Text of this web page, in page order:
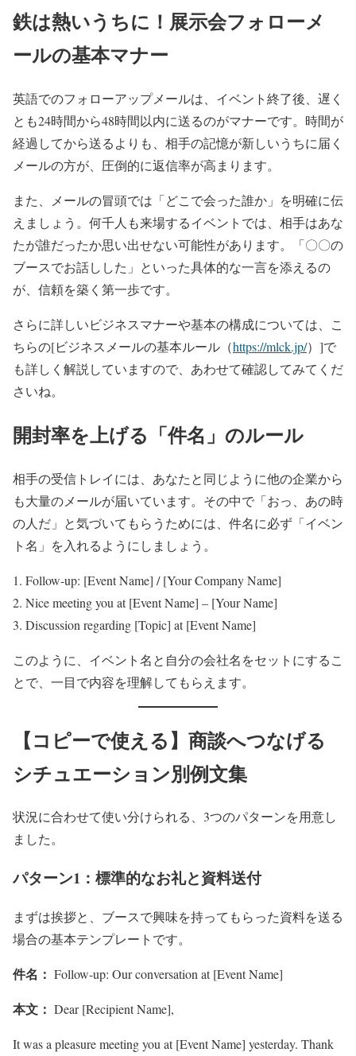
鉄は熱いうちに！展示会フォローメ
ールの基本マナー
英語でのフォローアップメールは、イベント終了後、遅く
とも24時間から48時間以内に送るのがマナーです。時間が
経過してから送るよりも、相手の記憶が新しいうちに届く
メールの方が、圧倒的に返信率が高まります。
また、メールの冒頭では「どこで会った誰か」を明確に伝
えましょう。何千人も来場するイベントでは、相手はあな
たが誰だったか思い出せない可能性があります。「〇〇の
ブースでお話しした」といった具体的な一言を添えるの
が、信頼を築く第一歩です。
さらに詳しいビジネスマナーや基本の構成については、こ
ちらの[ビジネスメールの基本ルール（https://mlck.jp/）]で
も詳しく解説していますので、あわせて確認してみてくだ
さいね。
開封率を上げる「件名」のルール
相手の受信トレイには、あなたと同じように他の企業から
も大量のメールが届いています。その中で「おっ、あの時
の人だ」と気づいてもらうためには、件名に必ず「イベン
ト名」を入れるようにしましょう。
Follow-up: [Event Name] / [Your Company Name]
Nice meeting you at [Event Name] – [Your Name]
Discussion regarding [Topic] at [Event Name]
このように、イベント名と自分の会社名をセットにするこ
とで、一目で内容を理解してもらえます。
【コピーで使える】商談へつなげる
シチュエーション別例文集
状況に合わせて使い分けられる、3つのパターンを用意し
ました。
パターン1：標準的なお礼と資料送付
まずは挨拶と、ブースで興味を持ってもらった資料を送る
場合の基本テンプレートです。
件名： Follow-up: Our conversation at [Event Name]
本文： Dear [Recipient Name],
It was a pleasure meeting you at [Event Name] yesterday. Thank